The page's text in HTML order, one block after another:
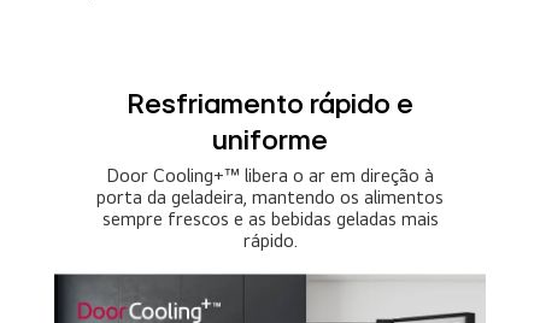
Resfriamento rápido e
uniforme
Door Cooling+™ libera o ar em direção à
porta da geladeira, mantendo os alimentos
sempre frescos e as bebidas geladas mais
rápido.